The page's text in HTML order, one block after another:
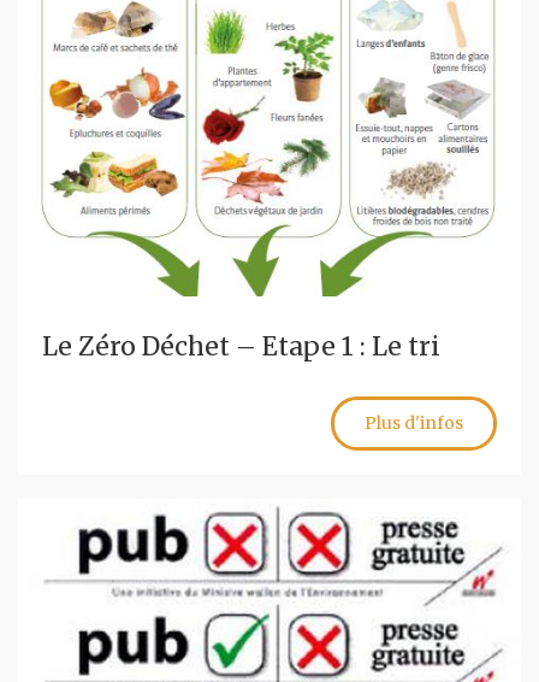
Le Zéro Déchet – Etape 1 : Le tri
Plus d'infos